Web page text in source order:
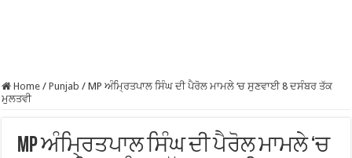
Home / Punjab / MP ਅੰਮ੍ਰਿਤਪਾਲ ਸਿੰਘ ਦੀ ਪੈਰੋਲ ਮਾਮਲੇ ‘ਚ ਸੁਣਵਾਈ 8 ਦਸੰਬਰ ਤੱਕ
ਮੁਲਤਵੀ
MP ਅੰਮ੍ਰਿਤਪਾਲ ਸਿੰਘ ਦੀ ਪੈਰੋਲ ਮਾਮਲੇ ‘ਚ